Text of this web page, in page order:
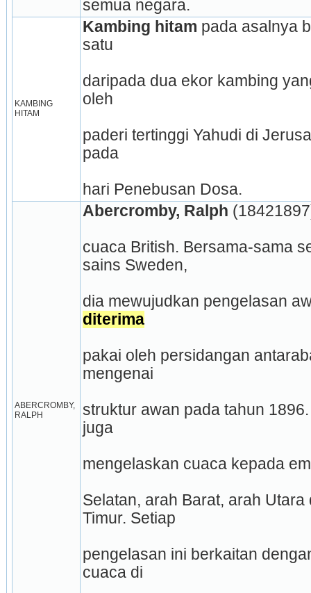
semua negara.
KAMBING
HITAM
Kambing hitam pada asalnya
satu
daripada dua ekor kambing
oleh
paderi tertinggi Yahudi di
pada
hari Penebusan Dosa.
ABERCROMBY,
RALPH
Abercromby, Ralph
cuaca British. Bersama-sama
sains Sweden,
diterima
pakai oleh persidangan
mengenai
struktur awan pada tahun
juga
mengelaskan cuaca kepada
Selatan, arah Barat, arah Utara
Timur. Setiap
pengelasan ini berkaitan
cuaca di